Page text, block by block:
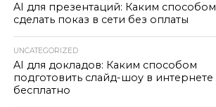
AI для презентаций: Каким способом
сделать показ в сети без оплаты
UNCATEGORIZED
AI для докладов: Каким способом
подготовить слайд-шоу в интернете
бесплатно